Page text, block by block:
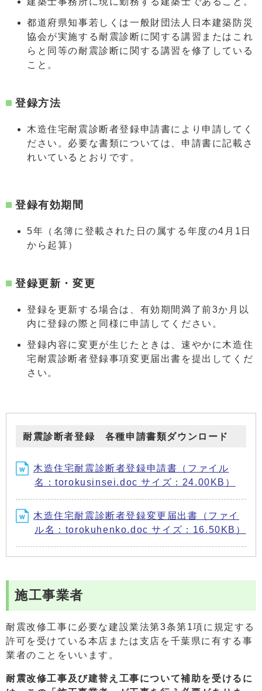
都道府県知事若しくは一般財団法人日本建築防災
協会が実施する耐震診断に関する講習またはこれ
らと同等の耐震診断に関する講習を修了している
こと。
登録方法
木造住宅耐震診断者登録申請書により申請してく
ださい。必要な書類については、申請書に記載さ
れいているとおりです。
登録有効期間
5年（名簿に登載された日の属する年度の4月1日
から起算）
登録更新・変更
登録を更新する場合は、有効期間満了前3か月以
内に登録の際と同様に申請してください。
登録内容に変更が生じたときは、速やかに木造住
宅耐震診断者登録事項変更届出書を提出してくだ
さい。
耐震診断者登録 各種申請書類ダウンロード
木造住宅耐震診断者登録申請書（ファイル
名：torokusinsei.doc サイズ：24.00KB）
木造住宅耐震診断者登録変更届出書（ファイ
ル名：torokuhenko.doc サイズ：16.50KB）
施工事業者
耐震改修工事に必要な建設業法第3条第1項に規定する
許可を受けている本店または支店を千葉県に有する事
業者のことをいいます。
耐震改修工事及び建替え工事について補助を受けるに